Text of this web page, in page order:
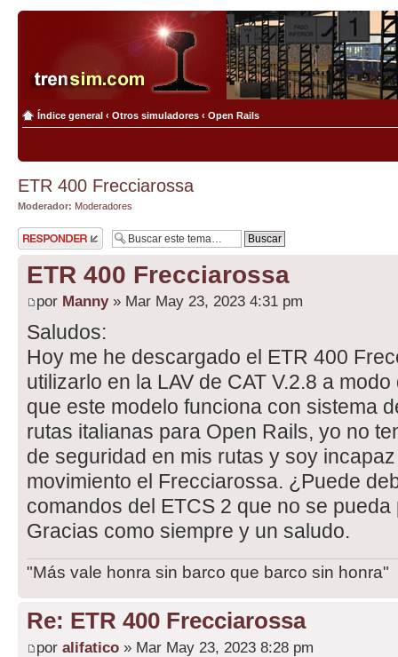
Índice general ‹ Otros simuladores ‹ Open Rails
ETR 400 Frecciarossa
Moderador: Moderadores
Publicar una
respuesta
ETR 400 Frecciarossa
por Manny» Mar May 23, 2023 4:31 pm
Saludos:
Hoy me he descargado el ETR 400
utilizarlo en la LAV de CAT V.2.8 a
que este modelo funciona con sistema
rutas italianas para Open Rails, yo no
de seguridad en mis rutas y soy
movimiento el Frecciarossa. ¿Puede
comandos del ETCS 2 que no se
Gracias como siempre y un saludo.
"Más vale honra sin barco que barco sin honra"
Re: ETR 400 Frecciarossa
por alifatico » Mar May 23, 2023 8:28 pm